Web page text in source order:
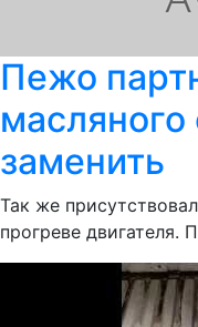
Пежо
масляного
заменить
Так же
прогреве двигателя.